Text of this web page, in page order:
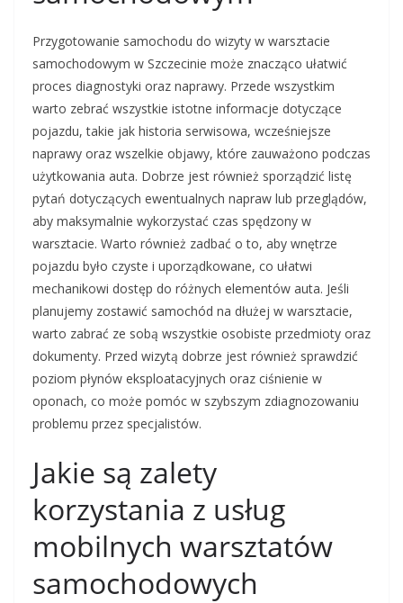
Przygotowanie samochodu do wizyty w warsztacie
samochodowym w Szczecinie może znacząco ułatwić
proces diagnostyki oraz naprawy. Przede wszystkim
warto zebrać wszystkie istotne informacje dotyczące
pojazdu, takie jak historia serwisowa, wcześniejsze
naprawy oraz wszelkie objawy, które zauważono podczas
użytkowania auta. Dobrze jest również sporządzić listę
pytań dotyczących ewentualnych napraw lub przeglądów,
aby maksymalnie wykorzystać czas spędzony w
warsztacie. Warto również zadbać o to, aby wnętrze
pojazdu było czyste i uporządkowane, co ułatwi
mechanikowi dostęp do różnych elementów auta. Jeśli
planujemy zostawić samochód na dłużej w warsztacie,
warto zabrać ze sobą wszystkie osobiste przedmioty oraz
dokumenty. Przed wizytą dobrze jest również sprawdzić
poziom płynów eksploatacyjnych oraz ciśnienie w
oponach, co może pomóc w szybszym zdiagnozowaniu
problemu przez specjalistów.
Jakie są zalety
korzystania z usług
mobilnych warsztatów
samochodowych